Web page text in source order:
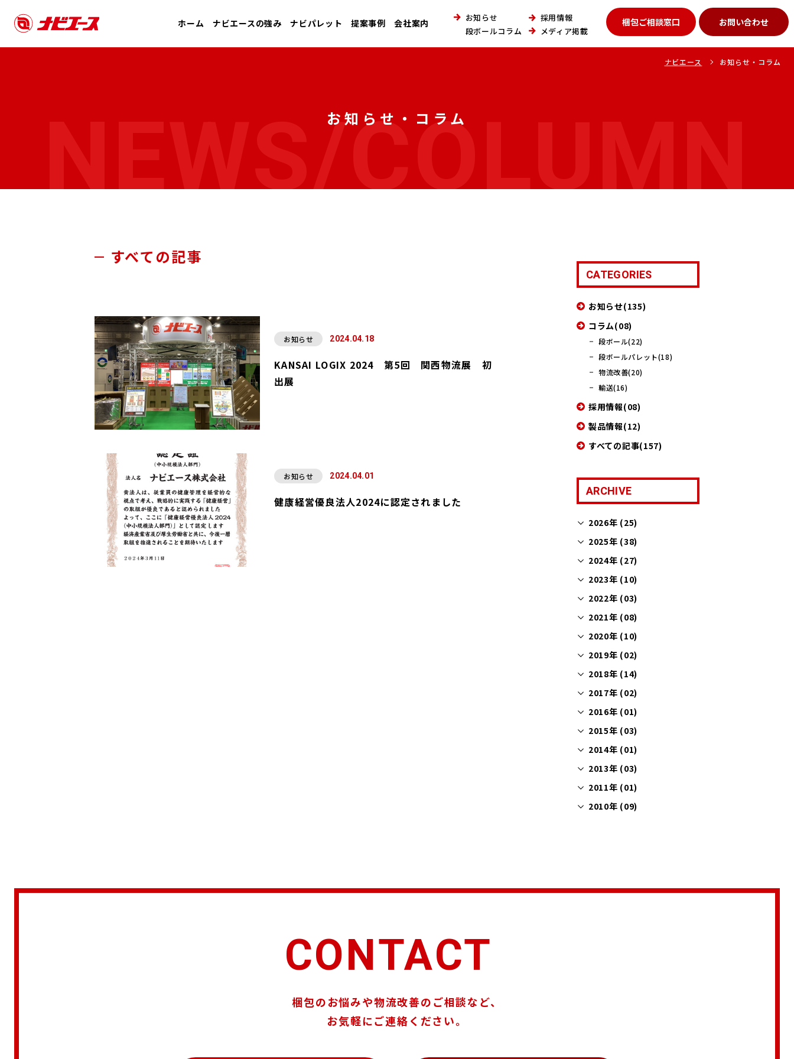
ホーム ナビエースの強み ナビパレット 提案事例 会社案内
お知らせ
段ボールコラム
採用情報
メディア掲載
梱包ご相談窓口 お問い合わせ
お知らせ・コラム
NEWS/COLUMN
ナビエース お知らせ・コラム
すべての記事
お知らせ 2024.04.18
KANSAI LOGIX 2024 第5回 関西物流展 初
出展
お知らせ 2024.04.01
健康経営優良法人2024に認定されました
CATEGORIES
お知らせ(135)
コラム(08)
段ボール(22)
段ボールパレット(18)
物流改善(20)
輸送(16)
採用情報(08)
製品情報(12)
すべての記事(157)
ARCHIVE
2026年 (25)
2025年 (38)
2024年 (27)
2023年 (10)
2022年 (03)
2021年 (08)
2020年 (10)
2019年 (02)
2018年 (14)
2017年 (02)
2016年 (01)
2015年 (03)
2014年 (01)
2013年 (03)
2011年 (01)
2010年 (09)
CONTACT
梱包のお悩みや物流改善のご相談など、
お気軽にご連絡ください。